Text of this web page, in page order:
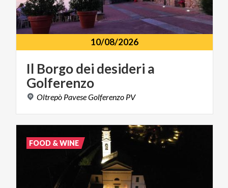
10/08/2026
Il Borgodei desideri a
Golferenzo
Oltrepò PaveseGolferenzo PV
FOOD & WINE